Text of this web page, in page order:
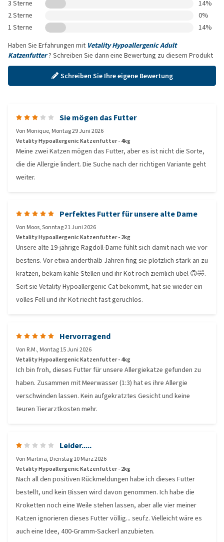
3 Sterne
14%
2 Sterne
0%
1 Sterne
14%
Haben Sie Erfahrungen mit Vetality Hypoallergenic Adult
Katzenfutter? Schreiben Sie dann eine Bewertung zu diesem Produkt
Schreiben Sie Ihre eigene Bewertung
Sie mögen das Futter
Von Monique, Montag 29 Juni 2026
Vetality Hypoallergenic Katzenfutter - 4kg
Meine zwei Katzen mögen das Futter, aber es ist nicht die Sorte,
die die Allergie lindert. Die Suche nach der richtigen Variante geht
weiter.
Perfektes Futter für unsere alte Dame
Von Moos,Sonntag 21 Juni 2026
Vetality Hypoallergenic Katzenfutter - 2kg
Unsere alte 19-jährige Ragdoll-Dame fühlt sich damit nach wie vor
bestens. Vor etwa anderthalb Jahren fing sie plötzlich stark an zu
kratzen, bekam kahle Stellen und ihr Kot roch ziemlich übel 🙃🤣.
Seit sie Vetality Hypoallergenic Cat bekommt, hat sie wieder ein
volles Fell und ihr Kot riecht fast geruchlos.
Hervorragend
Von R.M., Montag 15 Juni 2026
Vetality Hypoallergenic Katzenfutter - 4kg
Ich bin froh, dieses Futter für unsere Allergiekatze gefunden zu
haben. Zusammen mit Meerwasser (1:3) hat es ihre Allergie
verschwinden lassen. Kein aufgekratztes Gesicht und keine
teuren Tierarztkosten mehr.
Leider.....
Von Martina, Dienstag 10 März 2026
Vetality Hypoallergenic Katzenfutter - 2kg
Nach all den positiven Rückmeldungen habe ich dieses Futter
bestellt, und kein Bissen wird davon genommen. Ich habe die
Kroketten noch eine Weile stehen lassen, aber alle vier meiner
Katzen ignorieren dieses Futter völlig... seufz. Vielleicht wäre es
auch eine Idee, 400-Gramm-Sackerl anzubieten.